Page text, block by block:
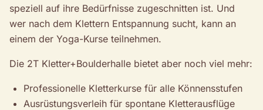
speziell auf ihre Bedürfnisse zugeschnitten ist. Und
wer nach dem Klettern Entspannung sucht, kann an
einem der Yoga-Kurse teilnehmen.
Die 2T Kletter+Boulderhalle bietet aber noch viel mehr:
Professionelle Kletterkurse für alle Könnensstufen
Ausrüstungsverleih für spontane Kletterausflüge